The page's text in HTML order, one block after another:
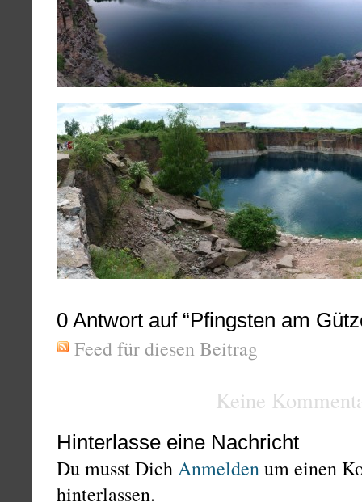
0 Antwort auf “Pfingsten am
Feed für diesen Beitrag
Keine
Hinterlasse eine Nachricht
Du musst DichAnmeldenum einen
hinterlassen.